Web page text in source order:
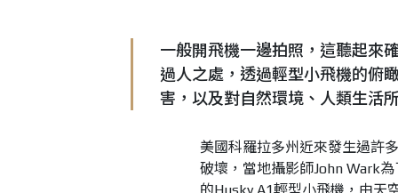
一般開飛機一邊拍照，這聽起來
過人之處，透過輕型小飛機的俯
害，以及對自然環境、人類生活
美國科羅拉多州近來發生過許
破壞，當地攝影師John Wark